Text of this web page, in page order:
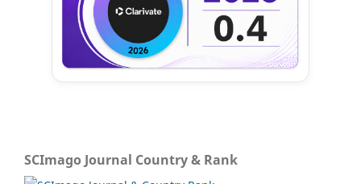
SCImago Journal Country & Rank